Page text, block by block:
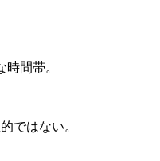
間帯。
ではない。